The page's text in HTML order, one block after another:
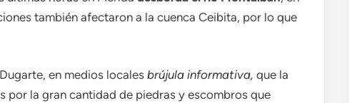
también afectaron a la cuenca Ceibita, por lo que
en medios locales brújula informativa, que la
la gran cantidad de piedras y escombros que